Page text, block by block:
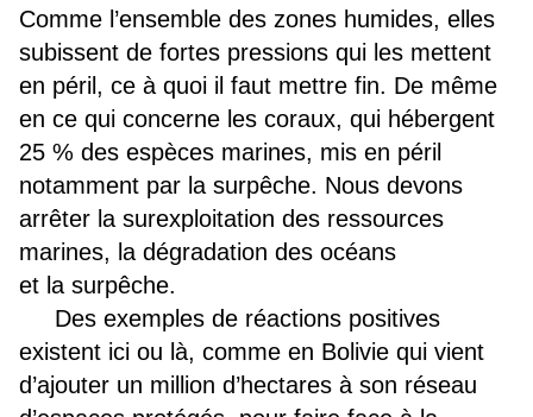
Comme l’ensemble des zones humides, elles
subissent de fortes pressions qui les mettent
en péril, ce à quoi il faut mettre fin. De même
en ce qui concerne les coraux, qui hébergent
25 % des espèces marines, mis en péril
notamment par la surpêche. Nous devons
arrêter la surexploitation des ressources
marines, la dégradation des océans
et la surpêche.
Des exemples de réactions positives
existent ici ou là, comme en Bolivie qui vient
d’ajouter un million d’hectares à son réseau